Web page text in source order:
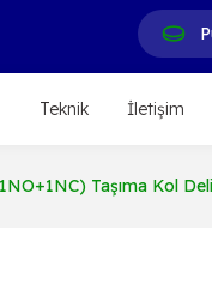
Teknik İletişim
Taşıma Kol